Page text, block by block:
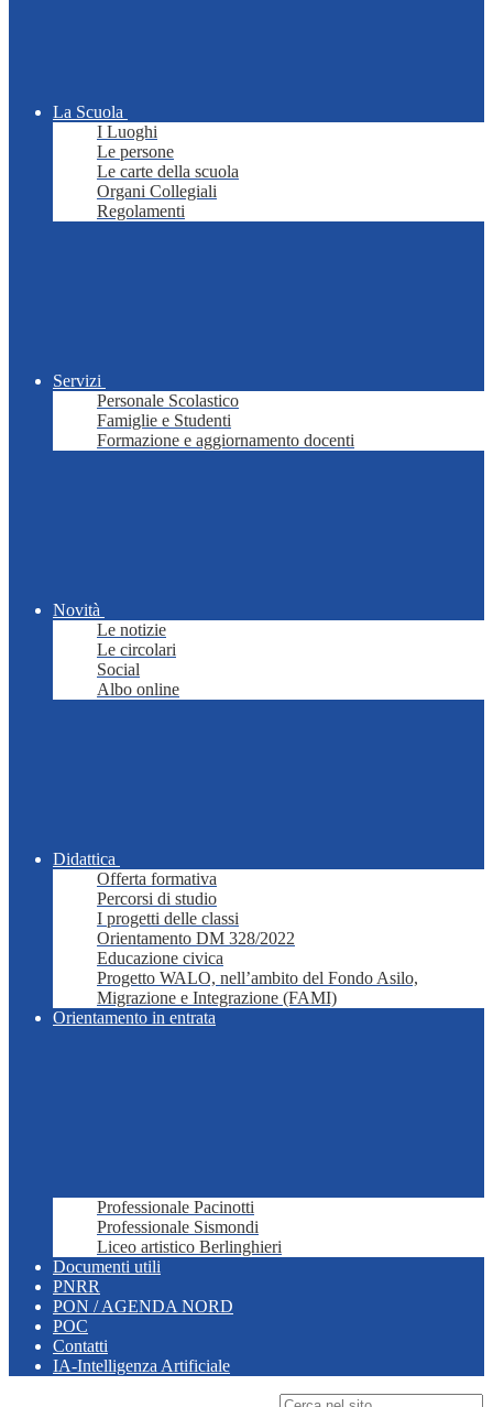
La Scuola
I Luoghi
Le persone
Le carte della scuola
Organi Collegiali
Regolamenti
Servizi
Personale Scolastico
Famiglie e Studenti
Formazione e aggiornamento docenti
Novità
Le notizie
Le circolari
Social
Albo online
Didattica
Offerta formativa
Percorsi di studio
I progetti delle classi
Orientamento DM 328/2022
Educazione civica
Progetto WALO, nell’ambito del Fondo Asilo,
Migrazione e Integrazione (FAMI)
Orientamento in entrata
Professionale Pacinotti
Professionale Sismondi
Liceo artistico Berlinghieri
Documenti utili
PNRR
PON / AGENDA NORD
POC
Contatti
IA-Intelligenza Artificiale